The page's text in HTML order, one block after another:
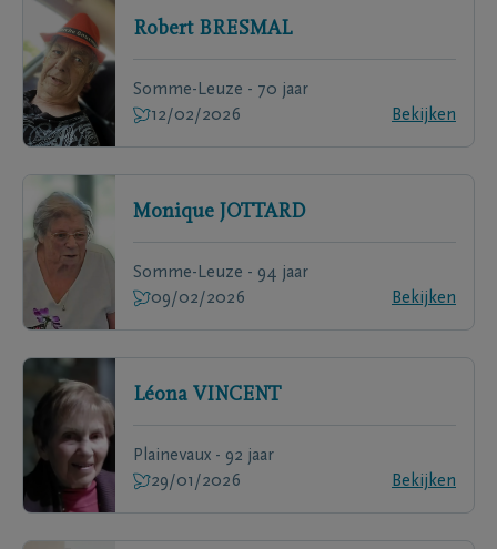
Robert BRESMAL
Somme-Leuze - 70 jaar
12/02/2026
Bekijken
Monique JOTTARD
Somme-Leuze - 94 jaar
09/02/2026
Bekijken
Léona VINCENT
Plainevaux - 92 jaar
29/01/2026
Bekijken